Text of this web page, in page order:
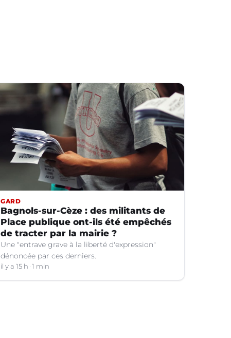
GARD
Bagnols-sur-Cèze : des militants de
Place publique ont-ils été empêchés
de tracter par la mairie ?
Une "entrave grave à la liberté d'expression"
dénoncée par ces derniers.
il y a 15 h 1 min